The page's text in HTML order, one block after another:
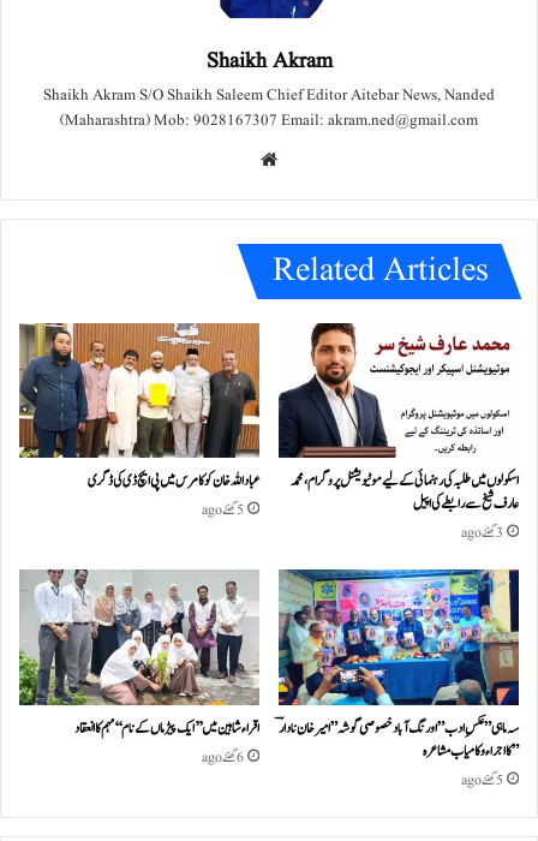
Shaikh Akram
Shaikh Akram S/O Shaikh Saleem Chief Editor Aitebar News, Nanded
(Maharashtra) Mob: 9028167307 Email: akram.ned@gmail.com
e
Related Articles
اسکولوں میں طلبہ کی رہنمائی کے لیے موٹیویشنل پروگرام، محمد
عارف شیخ سے رابطے کی اپیل
3 گھنٹے ago
عباداللہ خان کو کامرس میں پی ایچ ڈی کی ڈگری
5 گھنٹے ago
سہ ماہی ” عکسِ ادب” اورنگ آباد خصوصی گو شہ ” امیر خان نادا رؔ
” کا اجراء و کامیاب مشا عر ہ
5 گھنٹے ago
اقراء شاہین میں ’’ایک پیڑ ماں کے نام‘‘ مہم کا انعقاد
6 گھنٹے ago